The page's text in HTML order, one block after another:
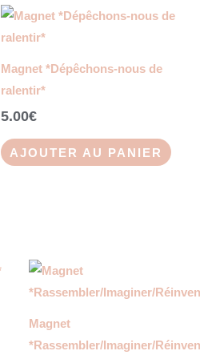
Magnet *Dépêchons-nous de
ralentir*
5.00€
AJOUTER AU PANIER
Magnet
*Rassembler/Imaginer/